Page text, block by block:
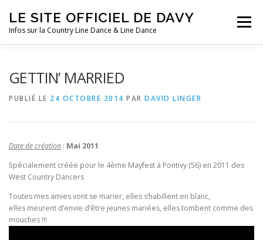
contenu
LE SITE OFFICIEL DE DAVY
Infos sur la Country Line Dance & Line Dance
Menu
GETTIN’ MARRIED
PUBLIÉ LE 24 OCTOBRE 2014 PAR DAVID LINGER
Date de création : Mai 2011
Spécialement créée pour le 4ème Mayfest à Pontivy (56) en 2011 des
West Country Dancers
Toutes mes amies vont se marier, elles s’habillent en blanc,
elles meurent d’envie d’être jeunes mariées, elles tombent comme des
mouches !!!